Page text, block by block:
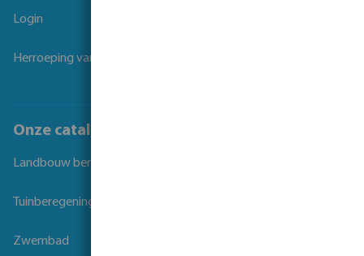
Login
Herroeping van overeenkomst
Onze catalogi
Landbouw beregening
Tuinberegening
Zwembad